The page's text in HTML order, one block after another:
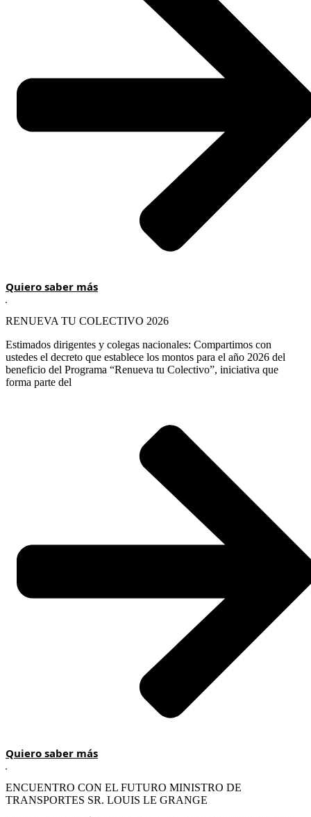
Quiero saber más
RENUEVA TU COLECTIVO 2026
Estimados dirigentes y colegas nacionales: Compartimos con
ustedes el decreto que establece los montos para el año 2026 del
beneficio del Programa “Renueva tu Colectivo”, iniciativa que
forma parte del
Quiero saber más
ENCUENTRO CON EL FUTURO MINISTRO DE
TRANSPORTES SR. LOUIS LE GRANGE